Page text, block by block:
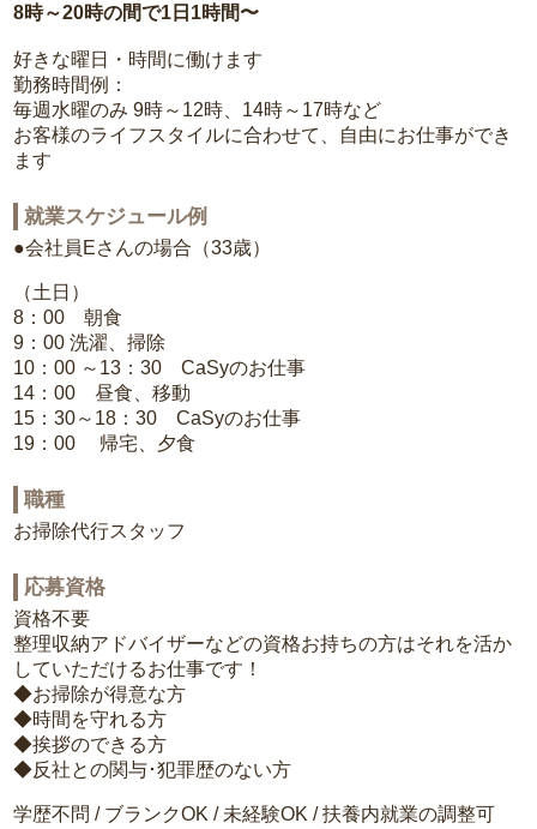
8時～20時の間で1日1時間〜
好きな曜日・時間に働けます
勤務時間例：
毎週水曜のみ 9時～12時、14時～17時など
お客様のライフスタイルに合わせて、自由にお仕事ができ
ます
就業スケジュール例
●会社員Eさんの場合（33歳）
（土日）
8：00 朝食
9：00 洗濯、掃除
10：00 ～13：30 CaSyのお仕事
14：00 昼食、移動
15：30～18：30 CaSyのお仕事
19：00 帰宅、夕食
職種
お掃除代行スタッフ
応募資格
資格不要
整理収納アドバイザーなどの資格お持ちの方はそれを活か
していただけるお仕事です！
◆お掃除が得意な方
◆時間を守れる方
◆挨拶のできる方
◆反社との関与･犯罪歴のない方
学歴不問 / ブランクOK / 未経験OK / 扶養内就業の調整可